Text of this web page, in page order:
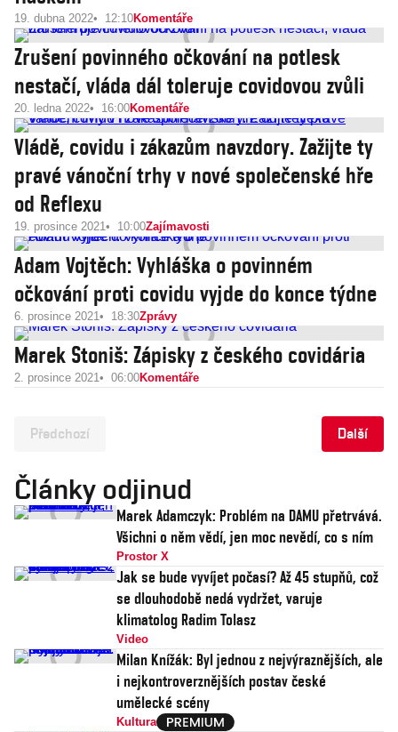
19. dubna 2022 12:10Komentáře
Zrušení povinného očkování na potlesk
nestačí, vláda dál toleruje covidovou zvůli
20. ledna 2022 16:00Komentáře
Vládě, covidu i zákazům navzdory. Zažijte ty
pravé vánoční trhy v nové společenské hře
od Reflexu
19. prosince 2021 10:00Zajímavosti
Adam Vojtěch: Vyhláška o povinném
očkování proti covidu vyjde do konce týdne
6. prosince 2021 18:30Zprávy
Marek Stoniš: Zápisky z českého covidária
2. prosince 2021 06:00Komentáře
Předchozí Další
Články odjinud
Marek Adamczyk: Problém na DAMU přetrvává.
Všichni o něm vědí, jen moc nevědí, co s ním
Prostor X
Jak se bude vyvíjet počasí? Až 45 stupňů, což
se dlouhodobě nedá vydržet, varuje
klimatolog Radim Tolasz
Video
Milan Knížák: Byl jednou z nejvýraznějších, ale
i nejkontroverznějších postav české
umělecké scény
Kultura